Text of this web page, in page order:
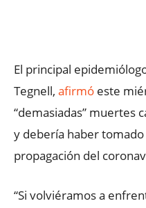
El principal
Tegnell, afirmó este
“demasiadas” muertes
y debería haber
propagación del
“Si volviéramos a